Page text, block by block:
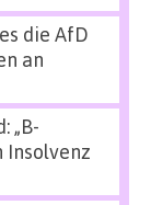
die AfD
an
„B-
Insolvenz